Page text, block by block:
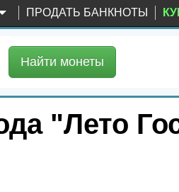
ПРОДАТЬ БАНКНОТЫ
Найти монеты
"Лето